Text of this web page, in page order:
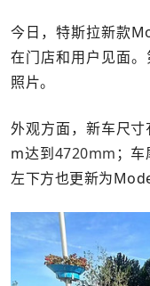
今日，特斯拉新款
在门店和用户见面
照片。
外观方面， 新车尺
m达到4720mm ； 车
左下方也更新为